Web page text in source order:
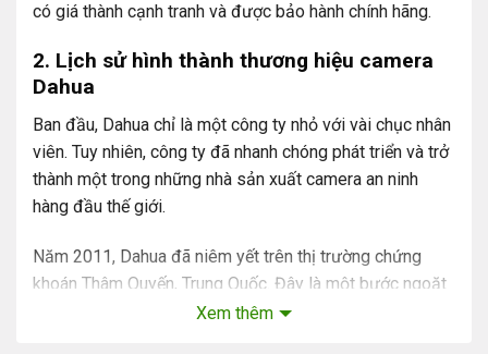
có giá thành cạnh tranh và được bảo hành chính hãng.
2. Lịch sử hình thành thương hiệu camera
Dahua
Ban đầu, Dahua chỉ là một công ty nhỏ với vài chục nhân
viên. Tuy nhiên, công ty đã nhanh chóng phát triển và trở
thành một trong những nhà sản xuất camera an ninh
hàng đầu thế giới.
Năm 2011, Dahua đã niêm yết trên thị trường chứng
khoán Thâm Quyến, Trung Quốc. Đây là một bước ngoặt
quan trọng trong sự phát triển của công ty.
Xem thêm